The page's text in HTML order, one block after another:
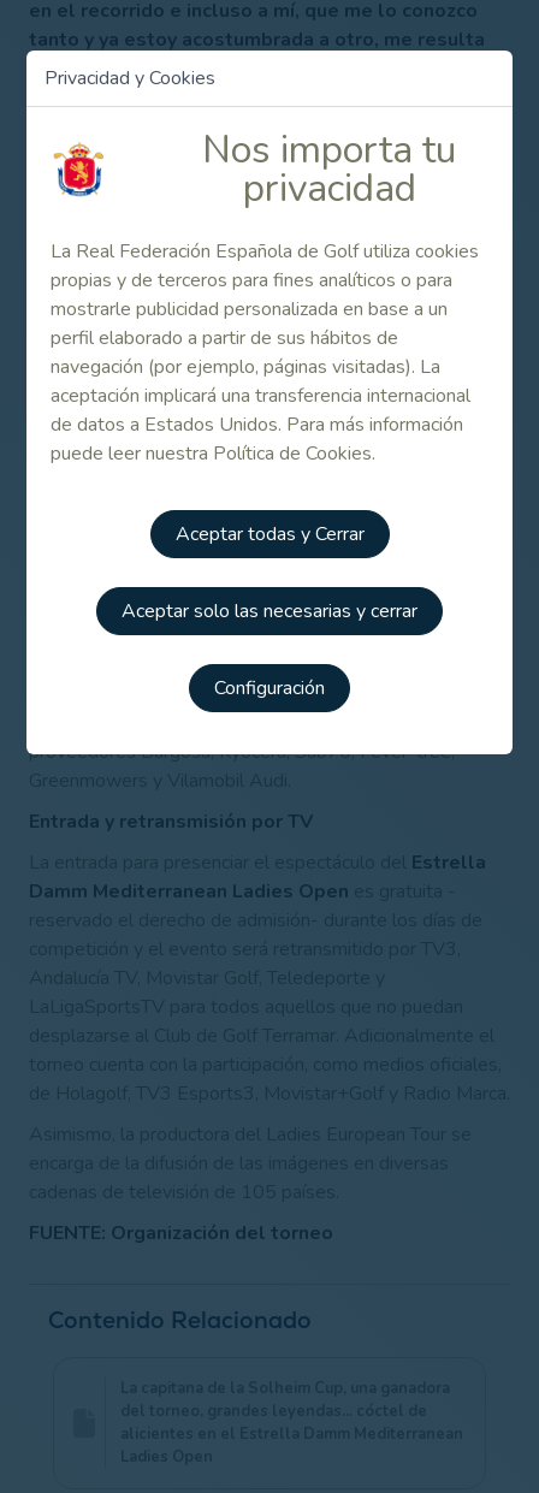
Privacidad y Cookies
Nos importa tu
privacidad
La Real Federación Española de Golf utiliza cookies
propias y de terceros para fines analíticos o para
mostrarle publicidad personalizada en base a un
perfil elaborado a partir de sus hábitos de
navegación (por ejemplo, páginas visitadas). La
aceptación implicará una transferencia internacional
de datos a Estados Unidos. Para más información
puede leer nuestra Política de Cookies.
Aceptar todas y Cerrar
Aceptar solo las necesarias y cerrar
Configuración
en el recorrido e incluso a mí, que me lo conozco
tanto y ya estoy acostumbrada a otro, me resulta
muy atractivo. El fial de torneo, en condiciones
Dos españolas y una nigeriana, clasificadas en la
jornada clasificatoria
Las españolas Marta Martín y Marta García Llorca,
ésta última amateur, y la nigeriana Georgia Oboh
han sido las últimas jugadoras en asegurar su
participación en la presente edición del Estrella
Damm Mediterranean Ladies Open. Las tres fueron
las mejores en la jornada clasificatoria organizada
al efecto para solventar la gran demanda de jugar
el torneo.
Patrocinadores y Empresas
Al margen del patrocinio de Estrella Damm y de las
Catalunya, Diputació de Barcelona, Ayuntamiento de
Sitges, RFEG, Federación Catalana de Golf-, mención
asimismo especial para el resto de empresas que
contribuyen a la celebración del torneo, caso de los co-
proveedores Bargosa, Kyocera, Sub70, Fever-tree,
Greenmowers y Vilamobil Audi.
Entrada y retransmisión por TV
La entrada para presenciar el espectáculo del Estrella
Damm Mediterranean Ladies Open es gratuita -
reservado el derecho de admisión- durante los días de
competición y el evento será retransmitido por TV3,
Andalucía TV, Movistar Golf, Teledeporte y
LaLigaSportsTV para todos aquellos que no puedan
desplazarse al Club de Golf Terramar. Adicionalmente el
torneo cuenta con la participación, como medios oficiales,
de Holagolf, TV3 Esports3, Movistar+Golf y Radio Marca.
Asimismo, la productora del Ladies European Tour se
encarga de la difusión de las imágenes en diversas
cadenas de televisión de 105 países.
FUENTE: Organización del torneo
Contenido Relacionado